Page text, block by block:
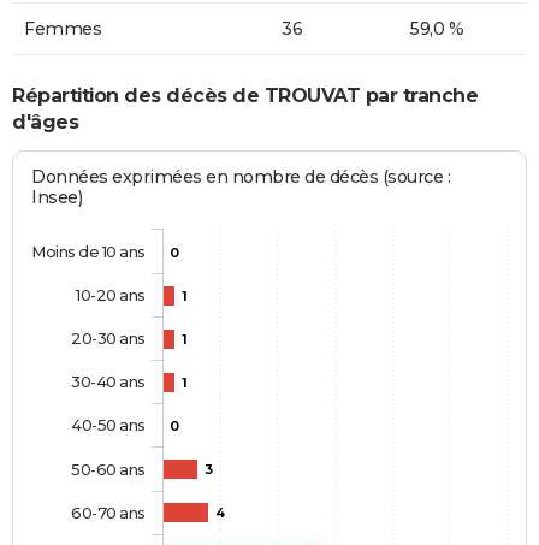
Femmes 36 59,0 %
Répartition des décès de TROUVAT par tranche
d'âges
Données exprimées en nombre de décès (source :
Insee)
0
1
1
1
0
3
4
Moins de 10 ans
10-20 ans
20-30 ans
30-40 ans
40-50 ans
50-60 ans
60-70 ans